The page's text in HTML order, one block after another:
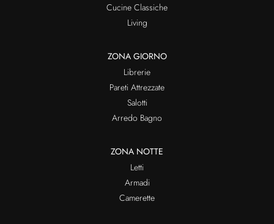
Cucine Classiche
Living
ZONA GIORNO
Librerie
Pareti Attrezzate
Salotti
Arredo Bagno
ZONA NOTTE
Letti
Armadi
Camerette